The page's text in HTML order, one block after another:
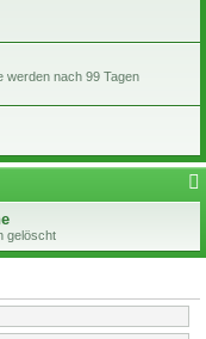
werden nach 99 Tagen
gelöscht